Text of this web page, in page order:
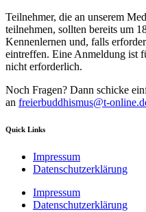
Teilnehmer, die an unserem
teilnehmen, sollten bereits um
Kennenlernen und, falls
eintreffen. Eine Anmeldung ist
nicht erforderlich.
Noch Fragen? Dann schicke
an freierbuddhismus@t-
Quick Links
Impressum
Datenschutzerklärung
Impressum
Datenschutzerklärung